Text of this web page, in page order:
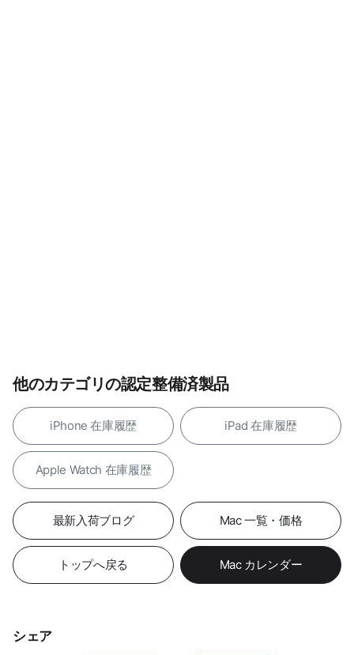
他のカテゴリの認定整備済製品
iPhone 在庫履歴 iPad 在庫履歴
Apple Watch 在庫履歴
最新入荷ブログ Mac 一覧・価格
トップへ戻る Mac カレンダー
シェア